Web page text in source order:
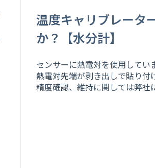
温度キャリブレータ
か？【水分計】
センサーに熱電対を使用してい
熱電対先端が剥き出しで貼り付
精度確認、維持に関しては弊社